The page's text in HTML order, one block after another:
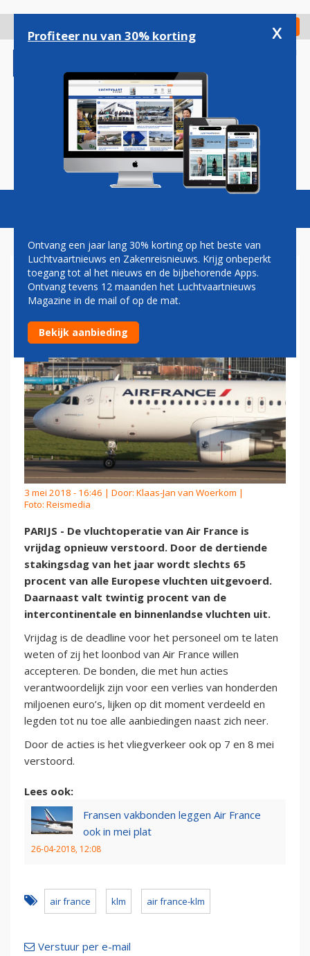
gaan
Check in
Magazine Podcasts Vacatures
VRIJDAG VEEL OVERLAST
DOOR STAKING AIR FRANCE
3 mei 2018 - 16:46 | Door: Klaas-Jan van Woerkom |
Foto: Reismedia
PARIJS - De vluchtoperatie van Air France is
vrijdag opnieuw verstoord. Door de dertiende
stakingsdag van het jaar wordt slechts 65
procent van alle Europese vluchten uitgevoerd.
Daarnaast valt twintig procent van de
intercontinentale en binnenlandse vluchten uit.
Vrijdag is de deadline voor het personeel om te laten
weten of zij het loonbod van Air France willen
accepteren. De bonden, die met hun acties
verantwoordelijk zijn voor een verlies van honderden
miljoenen euro’s, lijken op dit moment verdeeld en
legden tot nu toe alle aanbiedingen naast zich neer.
Door de acties is het vliegverkeer ook op 7 en 8 mei
verstoord.
Lees ook:
Fransen vakbonden leggen Air France
ook in mei plat
26-04-2018, 12:08
air france klm air france-klm
Verstuur per e-mail
Profiteer nu van 30% korting x
Ontvang een jaar lang 30% korting op het beste van
Luchtvaartnieuws en Zakenreisnieuws. Krijg onbeperkt
toegang tot al het nieuws en de bijbehorende Apps.
Ontvang tevens 12 maanden het Luchtvaartnieuws
Magazine in de mail of op de mat.
Bekijk aanbieding